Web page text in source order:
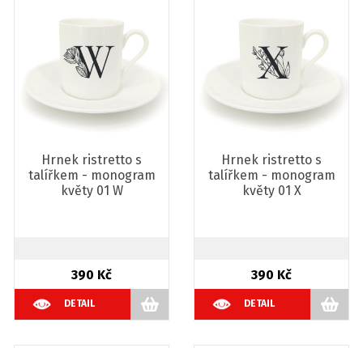
Hrnek ristretto s
talířkem - monogram
květy 01 W
390 Kč
DETAIL
Hrnek ristretto s
talířkem - monogram
květy 01 X
390 Kč
DETAIL